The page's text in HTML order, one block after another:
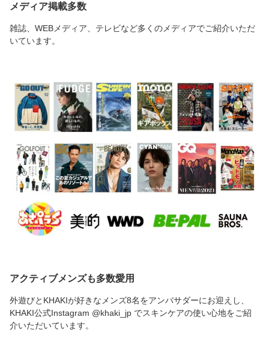
メディア掲載多数
雑誌、WEBメディア、テレビなど多くのメディアでご紹介いただ
いています。
アクティブメンズも多数愛用
外遊びとKHAKIが好きなメンズ8名をアンバサダーにお迎えし、
KHAKI公式Instagram @khaki_jp でスキンケアの使い心地をご紹
介いただいています。